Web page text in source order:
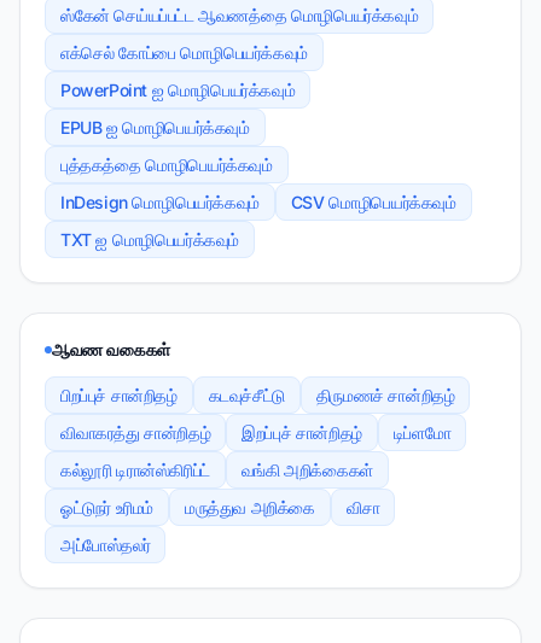
ஸ்கேன் செய்யப்பட்ட ஆவணத்தை மொழிபெயர்க்கவும்
எக்செல் கோப்பை மொழிபெயர்க்கவும்
PowerPoint ஐ மொழிபெயர்க்கவும்
EPUB ஐ மொழிபெயர்க்கவும்
புத்தகத்தை மொழிபெயர்க்கவும்
InDesign மொழிபெயர்க்கவும்
CSV மொழிபெயர்க்கவும்
TXT ஐ மொழிபெயர்க்கவும்
ஆவண வகைகள்
பிறப்புச் சான்றிதழ் கடவுச்சீட்டு
திருமணச் சான்றிதழ்
விவாகரத்து சான்றிதழ்
இறப்புச் சான்றிதழ்
டிப்ளமோ
கல்லூரி டிரான்ஸ்கிரிப்ட்
வங்கி அறிக்கைகள்
ஓட்டுநர் உரிமம்
மருத்துவ அறிக்கை
விசா
அப்போஸ்தலர்